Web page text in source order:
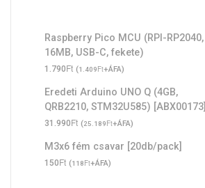
Raspberry Pico MCU (RPI-RP2040,
16MB, USB-C, fekete)
1.790Ft (1.409Ft+ÁFA)
Eredeti Arduino UNO Q (4GB,
QRB2210, STM32U585) [ABX00173]
31.990Ft (25.189Ft+ÁFA)
M3x6 fém csavar [20db/pack]
150Ft (118Ft+ÁFA)